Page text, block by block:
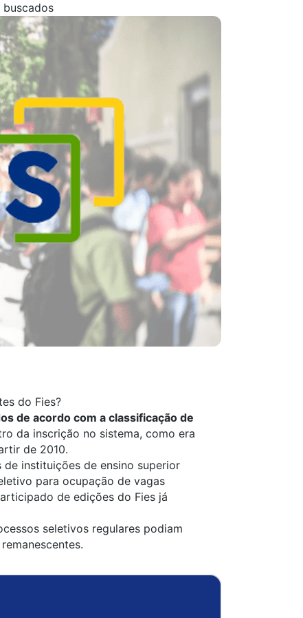
do Fies?
de acordo com a classificação de
da inscrição no sistema, como era
de 2010.
de instituições de ensino superior
para ocupação de vagas
de edições do Fies já
seletivos regulares podiam